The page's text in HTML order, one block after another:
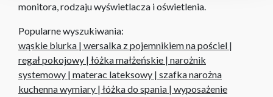
monitora, rodzaju wyświetlacza i oświetlenia.
Popularne wyszukiwania:
wąskie biurka | wersalka z pojemnikiem na pościel |
regał pokojowy | łóżka małżeńskie | narożnik
systemowy | materac lateksowy | szafka narożna
kuchenna wymiary | łóżka do spania | wyposażenie